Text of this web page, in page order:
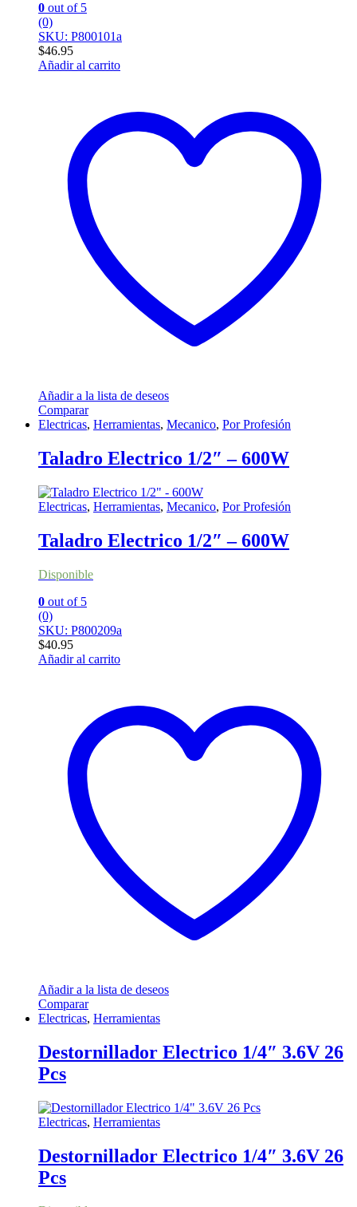
0 out of 5
(0)
SKU: P800101a
$46.95
Añadir al carrito
Añadir a la lista de deseos
Comparar
Electricas, Herramientas, Mecanico, Por Profesión
Taladro Electrico 1/2″ – 600W
Electricas, Herramientas, Mecanico, Por Profesión
Taladro Electrico 1/2″ – 600W
Disponible
0 out of 5
(0)
SKU: P800209a
$40.95
Añadir al carrito
Añadir a la lista de deseos
Comparar
Electricas, Herramientas
Destornillador Electrico 1/4″ 3.6V 26
Pcs
Electricas, Herramientas
Destornillador Electrico 1/4″ 3.6V 26
Pcs